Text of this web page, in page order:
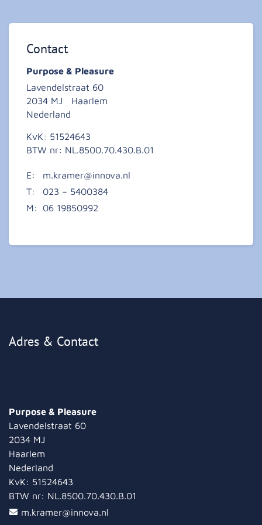
Contact
Purpose & Pleasure
Lavendelstraat 60
2034 MJ
Haarlem
Nederland
KvK: 51524643
BTW nr: NL.8500.70.430.B.01
E:
m.kramer@innova.nl
T:
023 – 5400384
M:
06 19850992
Adres & Contact
Purpose & Pleasure
Lavendelstraat 60
2034 MJ
Haarlem
Nederland
m.kramer@innova.nl
KvK: 51524643
BTW nr: NL.8500.70.430.B.01